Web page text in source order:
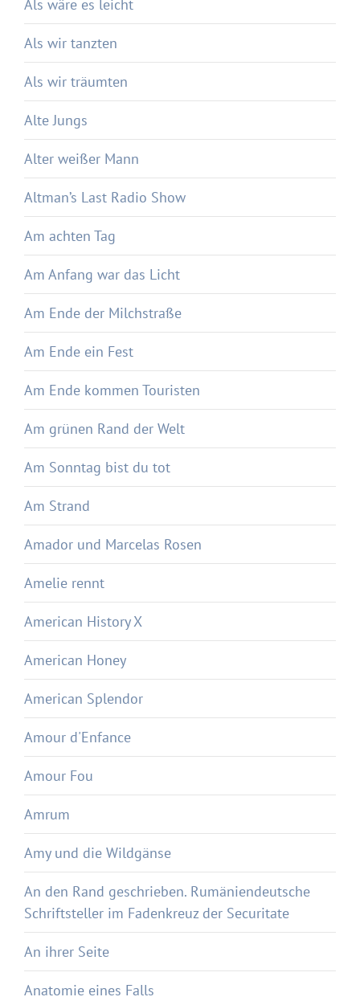
Als wäre es leicht
Als wir tanzten
Als wir träumten
Alte Jungs
Alter weißer Mann
Altman’s Last Radio Show
Am achten Tag
Am Anfang war das Licht
Am Ende der Milchstraße
Am Ende ein Fest
Am Ende kommen Touristen
Am grünen Rand der Welt
Am Sonntag bist du tot
Am Strand
Amador und Marcelas Rosen
Amelie rennt
American History X
American Honey
American Splendor
Amour d'Enfance
Amour Fou
Amrum
Amy und die Wildgänse
An den Rand geschrieben. Rumäniendeutsche
Schriftsteller im Fadenkreuz der Securitate
An ihrer Seite
Anatomie eines Falls